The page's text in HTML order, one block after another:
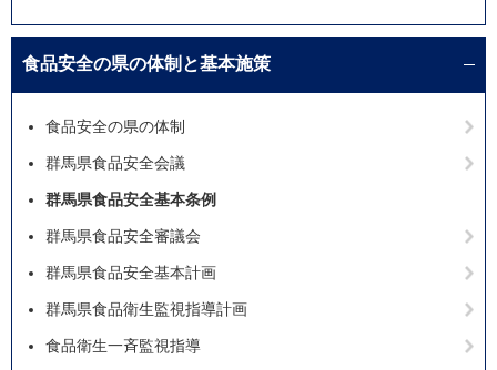
食品安全の県の体制と基本施策
食品安全の県の体制
群馬県食品安全会議
群馬県食品安全基本条例
群馬県食品安全審議会
群馬県食品安全基本計画
群馬県食品衛生監視指導計画
食品衛生一斉監視指導